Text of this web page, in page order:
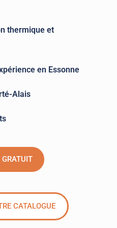
thermique et
en Essonne
Alais
GRATUIT
CATALOGUE